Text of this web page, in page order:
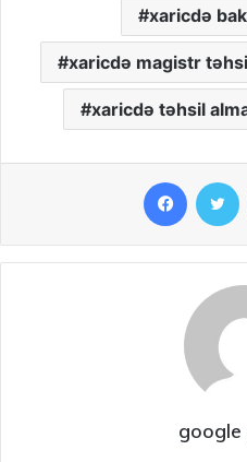
xaricdə
xaricdə magistr
xaricdə təhsil
Facebook
google